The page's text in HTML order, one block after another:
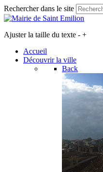
Rechercher dans le site
Ajuster la taille du texte - +
Accueil
Découvrir la ville
Back